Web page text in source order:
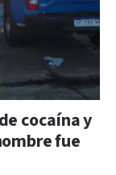
cocaína y
fue